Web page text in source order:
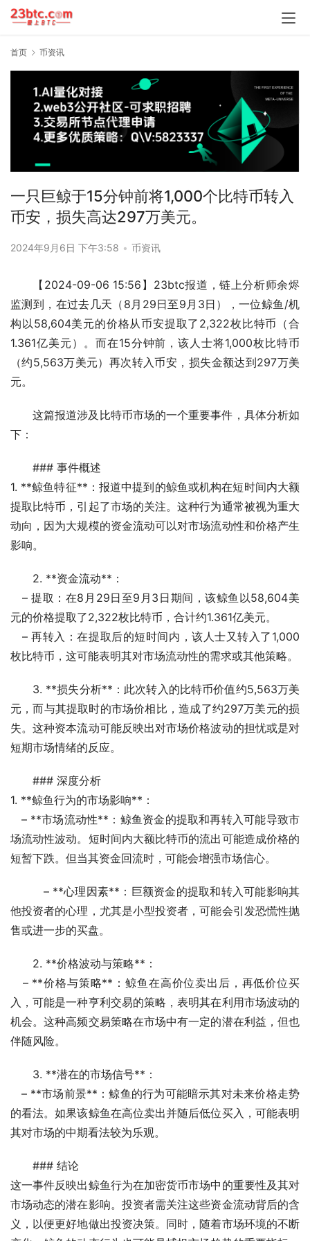
首页 币资讯
一只巨鲸于15分钟前将1,000个比特币转入
币安，损失高达297万美元。
2024年9月6日 下午3:58 • 币资讯
【2024-09-06 15:56】23btc报道，链上分析师余烬
监测到，在过去几天（8月29日至9月3日），一位鲸鱼/机
构以58,604美元的价格从币安提取了2,322枚比特币（合
1.361亿美元）。而在15分钟前，该人士将1,000枚比特币
（约5,563万美元）再次转入币安，损失金额达到297万美
元。
这篇报道涉及比特币市场的一个重要事件，具体分析如
下：
### 事件概述
1. **鲸鱼特征**：报道中提到的鲸鱼或机构在短时间内大额
提取比特币，引起了市场的关注。这种行为通常被视为重大
动向，因为大规模的资金流动可以对市场流动性和价格产生
影响。
2. **资金流动**：
元的价格提取了2,322枚比特币，合计约1.361亿美元。
枚比特币，这可能表明其对市场流动性的需求或其他策略。
3. **损失分析**：此次转入的比特币价值约5,563万美
元，而与其提取时的市场价相比，造成了约297万美元的损
失。这种资本流动可能反映出对市场价格波动的担忧或是对
短期市场情绪的反应。
### 深度分析
1. **鲸鱼行为的市场影响**：
场流动性波动。短时间内大额比特币的流出可能造成价格的
短暂下跌。但当其资金回流时，可能会增强市场信心。
他投资者的心理，尤其是小型投资者，可能会引发恐慌性抛
售或进一步的买盘。
2. **价格波动与策略**：
入，可能是一种亨利交易的策略，表明其在利用市场波动的
机会。这种高频交易策略在市场中有一定的潜在利益，但也
伴随风险。
3. **潜在的市场信号**：
的看法。如果该鲸鱼在高位卖出并随后低位买入，可能表明
其对市场的中期看法较为乐观。
### 结论
这一事件反映出鲸鱼行为在加密货币市场中的重要性及其对
市场动态的潜在影响。投资者需关注这些资金流动背后的含
义，以便更好地做出投资决策。同时，随着市场环境的不断